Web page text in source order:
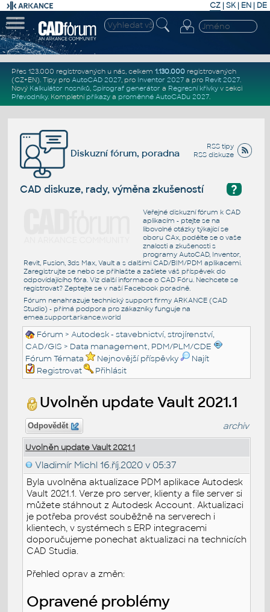
CZ | SK| EN | DE
Přes 123.000 registrovaných u nás, celkem 1.130.000registrovaných
(CZ+EN). Tipy pro AutoCAD 2027, pro Inventor 2027a pro Revit 2027.
Nový Kalkulátor nosníků, Spirograf generátor a Regresní křivkyv sekci
Převodníky. Kompletní příkazya proměnné AutoCADu 2027.
RSS tipy
RSS diskuze
Diskuzní fórum, poradna
?
CAD diskuze, rady, výměna zkušeností
Veřejné diskuzní fórum k CAD
aplikacím - ptejte se na
libovolné otázky týkající se
oboru CAx, podělte se o vaše
znalosti a zkušenosti s
programy AutoCAD, Inventor,
Revit, Fusion, 3ds Max, Vault a s dalšími CAD/BIM/PDM aplikacemi.
Zaregistrujte se nebo se přihlašte a zašlete váš příspěvek do
odpovídajícího fóra. Viz další informace o CAD Fóru. Nechcete se
registrovat? Zeptejte se v naší Facebook poradně.
Fórum nenahrazuje technický support firmy ARKANCE (CAD
Studio) - přímá podpora pro zákazníky funguje na
emea.support.arkance.world
Fórum >Autodesk - stavebnictví, strojírenství,
CAD/GIS > Data management, PDM/PLM/CDE
Fórum Témata
Nejnovější příspěvky
Najít
Registrovat
Přihlásit
Uvolněn update Vault 2021.1
Odpovědět archiv
Uvolněn update Vault 2021.1
Vladimír Michl 16.říj.2020 v 05:37
Byla uvolněna aktualizace PDM aplikace Autodesk
Vault 2021.1. Verze pro server, klienty a file server si
můžete stáhnout z Autodesk Account. Aktualizaci
je potřeba provést souběžně na serverech i
klientech, v systémech s ERP integracemi
doporučujeme ponechat aktualizaci na technicích
CAD Studia.
Přehled oprav a změn:
Opravené problémy